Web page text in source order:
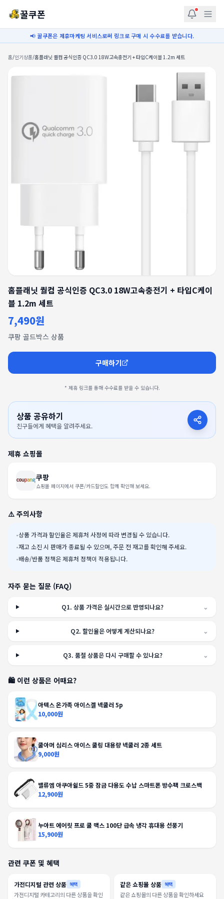
꿀쿠폰
📢 꿀쿠폰은 제휴마케팅 서비스로써 링크로 구매 시 수수료를 받습니다.
홈/인기상품/홈플래닛 퀄컴 공식인증 QC3.0 18W고속충전기 + 타입C케이블 1.2m 세트
홈플래닛 퀄컴 공식인증 QC3.0 18W고속충전기 + 타입C케이
블 1.2m 세트
7,490원
쿠팡 골드박스 상품
구매하기
* 제휴 링크를 통해 수수료를 받을 수 있습니다.
상품 공유하기
친구들에게 혜택을 알려주세요.
제휴 쇼핑몰
쿠팡
쇼핑몰 페이지에서 쿠폰/카드할인도 함께 확인해 보세요.
⚠️ 주의사항
•상품 가격과 할인율은 제휴처 사정에 따라 변경될 수 있습니다.
•재고 소진 시 판매가 종료될 수 있으며, 주문 전 재고를 확인해 주세요.
•배송/반품 정책은 제휴처 정책이 적용됩니다.
자주 묻는 질문 (FAQ)
Q1.상품 가격은 실시간으로 반영되나요? ⌄
Q2.할인율은 어떻게 계산되나요? ⌄
Q3. 품절 상품은 다시 구매할 수 있나요? ⌄
🛍️ 이런 상품은 어때요?
아텍스 온가족 아이스겔 넥쿨러 5p
10,000원
쿨아머 심리스 아이스 쿨링 대용량 넥쿨러 2종 세트
9,000원
밸류엠 아쿠아쉴드 5중 잠금 다용도 수납 스마트폰 방수팩 크로스백
12,900원
누아트 에어릿 프로 쿨 맥스 100단 급속 냉각 휴대용 선풍기
15,900원
관련 쿠폰 및 혜택
가전디지털 관련 상품 혜택
가전디지털 카테고리의 다른 상품을 확인
같은 쇼핑몰 상품 혜택
같은 쇼핑몰의 다른 상품을 확인하세요